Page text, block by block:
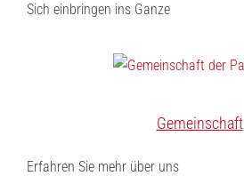
Sich einbringen ins Ganze
Gemeinschaft
Erfahren Sie mehr über uns